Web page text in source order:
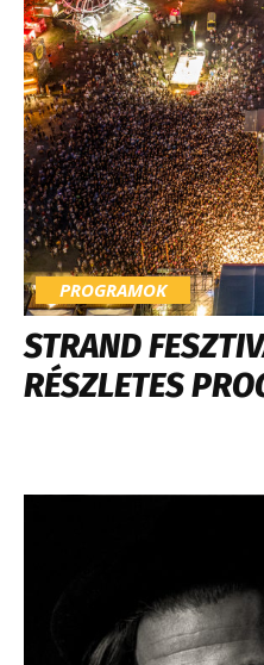
PROGRAMOK
STRAND
RÉSZLETES